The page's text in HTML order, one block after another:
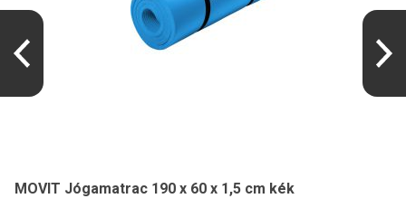
MOVIT Jógamatrac 190 x 60 x 1,5 cm kék